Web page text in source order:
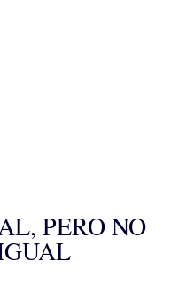
PERO NO